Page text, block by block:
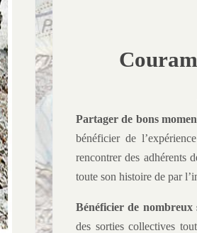
Partager de bons
bénéficier de
rencontrer des
toute son histoire de par
Bénéficier de nombreux
des sorties collectives